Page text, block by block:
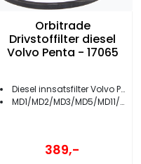
Orbitrade
Drivstoffilter diesel
Volvo Penta - 17065
Diesel innsatsfilter Volvo Penta
MD1/MD2/MD3/MD5/MD11/MD17
389,-